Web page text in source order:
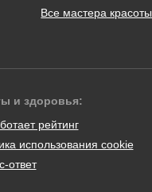
Все мастера красоты
и здоровья:
рейтинг
использования cookie
ответ